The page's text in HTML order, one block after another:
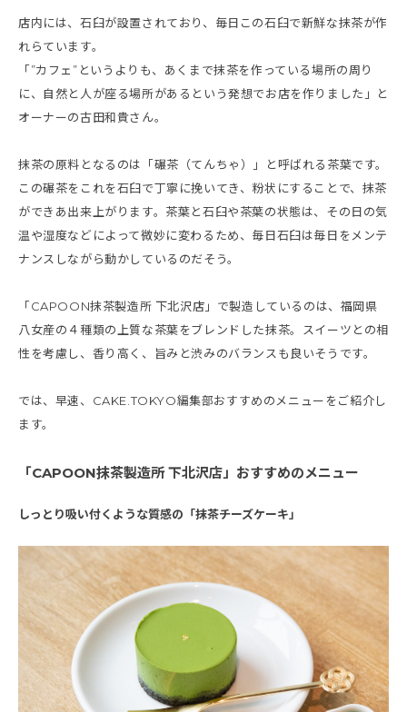
店内には、石臼が設置されており、毎日この石臼で新鮮な抹茶が作
れらています。
「”カフェ”というよりも、あくまで抹茶を作っている場所の周り
に、自然と人が座る場所があるという発想でお店を作りました」と
オーナーの古田和貴さん。
抹茶の原料となるのは「碾茶（てんちゃ）」と呼ばれる茶葉です。
この碾茶をこれを石臼で丁寧に挽いてき、粉状にすることで、抹茶
ができあ出来上がります。茶葉と石臼や茶葉の状態は、その日の気
温や湿度などによって微妙に変わるため、毎日石臼は毎日をメンテ
ナンスしながら動かしているのだそう。
「CAPOON抹茶製造所 下北沢店」で製造しているのは、福岡県
八女産の４種類の上質な茶葉をブレンドした抹茶。スイーツとの相
性を考慮し、香り高く、旨みと渋みのバランスも良いそうです。
では、早速、CAKE.TOKYO編集部おすすめのメニューをご紹介し
ます。
「CAPOON抹茶製造所 下北沢店」おすすめのメニュー
しっとり吸い付くような質感の「抹茶チーズケーキ」